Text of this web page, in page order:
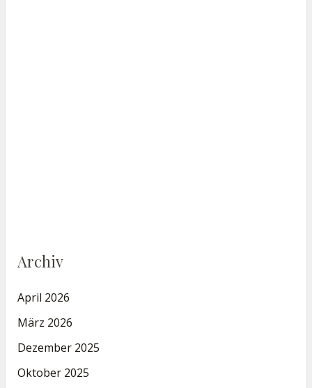
Archiv
April 2026
März 2026
Dezember 2025
Oktober 2025